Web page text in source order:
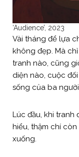
‘Audience’, 2023
Vài tháng để lựa
không đẹp. Mà
tranh nào, cũng
diện nào, cuộc
sống của ba
Lúc đầu, khi
hiểu, thậm chí
xuống.